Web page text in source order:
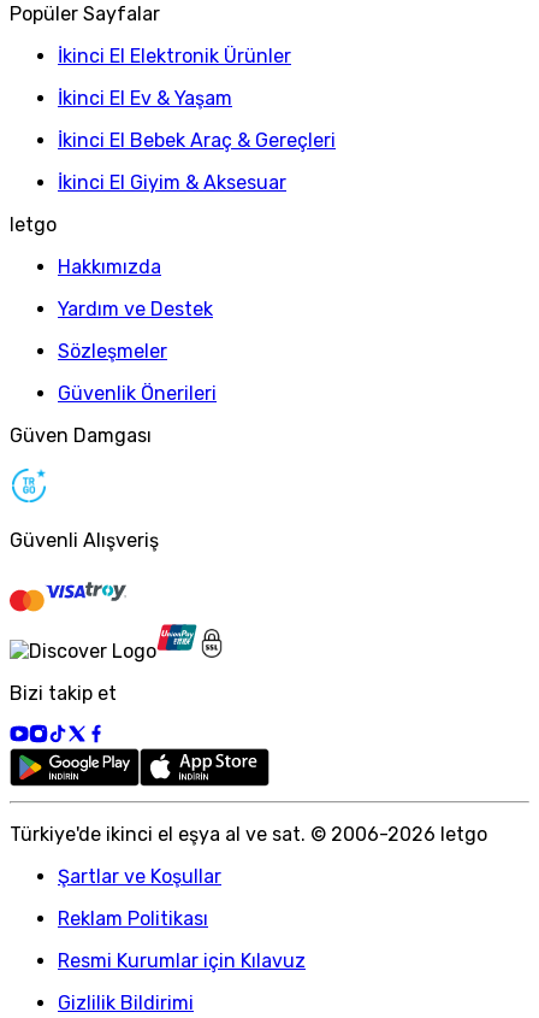
Popüler Sayfalar
İkinci El Elektronik Ürünler
İkinci El Ev & Yaşam
İkinci El Bebek Araç & Gereçleri
İkinci El Giyim & Aksesuar
letgo
Hakkımızda
Yardım ve Destek
Sözleşmeler
Güvenlik Önerileri
Güven Damgası
Güvenli Alışveriş
Bizi takip et
Türkiye'de ikinci el eşya al ve sat. © 2006-2026 letgo
Şartlar ve Koşullar
Reklam Politikası
Resmi Kurumlar için Kılavuz
Gizlilik Bildirimi